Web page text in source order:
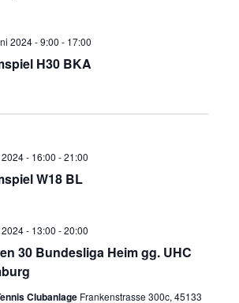
H30 BKA
2024 - 9:00 - 17:00
W18 BL
- 16:00 -21:00
30 Bundesliga Heim gg. UHC
- 13:00 -20:00
Clubanlage Frankenstrasse 300c, 45133